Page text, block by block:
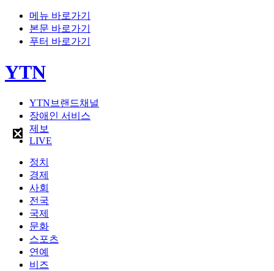
메뉴 바로가기
본문 바로가기
푸터 바로가기
YTN
YTN브랜드채널
장애인 서비스
제보
LIVE
정치
경제
사회
전국
국제
문화
스포츠
연예
비즈